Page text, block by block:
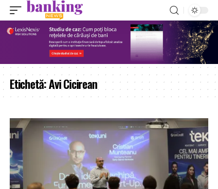
Etichetă:Avi Cicirean